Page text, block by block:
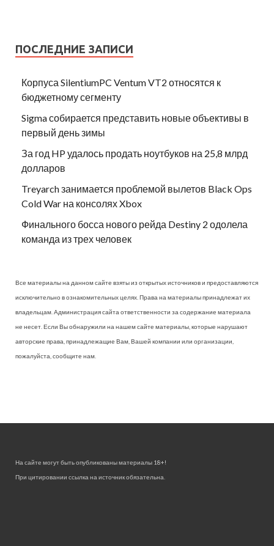
ПОСЛЕДНИЕ ЗАПИСИ
Корпуса SilentiumPC Ventum VT2 относятся к
бюджетному сегменту
Sigma собирается представить новые объективы в
первый день зимы
За год HP удалось продать ноутбуков на 25,8 млрд
долларов
Treyarch занимается проблемой вылетов Black Ops
Cold War на консолях Xbox
Финального босса нового рейда Destiny 2 одолела
команда из трех человек
Все материалы на данном сайте взяты из открытых источников и предоставляются
исключительно в ознакомительных целях. Права на материалы принадлежат их
владельцам. Администрация сайта ответственности за содержание материала
не несет. Если Вы обнаружили на нашем сайте материалы, которые нарушают
авторские права, принадлежащие Вам, Вашей компании или организации,
пожалуйста, сообщите нам.
На сайте могут быть опубликованы материалы 18+!
При цитировании ссылка на источник обязательна.